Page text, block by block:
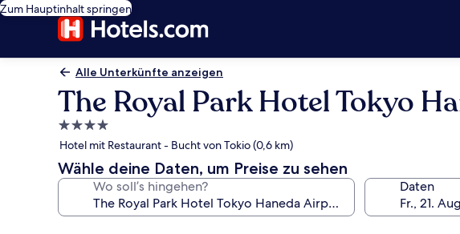
Zum Hauptinhalt springen
Alle Unterkünfte anzeigen
The Royal Park Hotel Tokyo
4.0-
Sterne-
Unterkunft
Hotel mit Restaurant - Bucht von Tokio (0,6 km)
Wähle deine Daten, um Preise zu sehen
Wo soll’s hingehen? Daten